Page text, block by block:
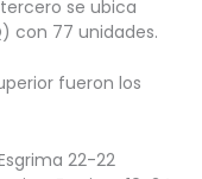
se ubica
con 77 unidades.
fueron los
22-22